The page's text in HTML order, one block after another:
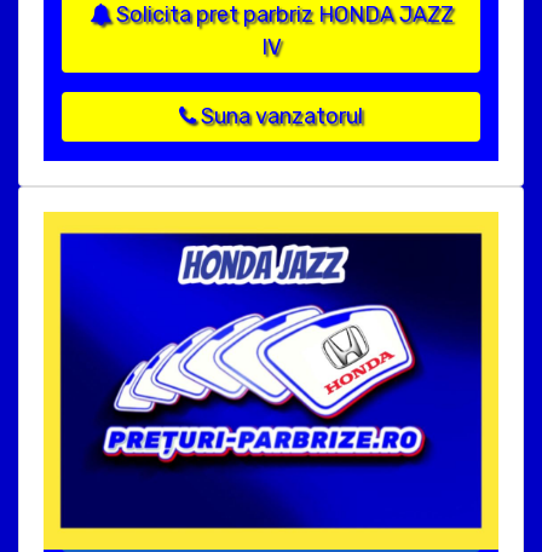
Solicita pret parbriz HONDA JAZZ
IV
Suna vanzatorul